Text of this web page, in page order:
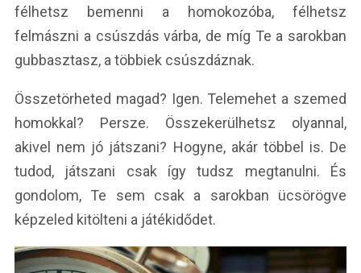
félhetsz bemenni a homokozóba, félhetsz
felmászni a csúszdás várba, de míg Te a sarokban
gubbasztasz, a többiek csúszdáznak.
Összetörheted magad? Igen. Telemehet a szemed
homokkal? Persze. Összekerülhetsz olyannal,
akivel nem jó játszani? Hogyne, akár többel is. De
tudod, játszani csak így tudsz megtanulni. És
gondolom, Te sem csak a sarokban ücsörögve
képzeled kitölteni a játékidődet.